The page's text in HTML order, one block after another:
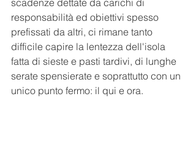
scadenze dettate da carichi di
responsabilità ed obiettivi spesso
prefissati da altri, ci rimane tanto
difficile capire la lentezza dell'isola
fatta di sieste e pasti tardivi, di lunghe
serate spensierate e soprattutto con un
unico punto fermo: il qui e ora.